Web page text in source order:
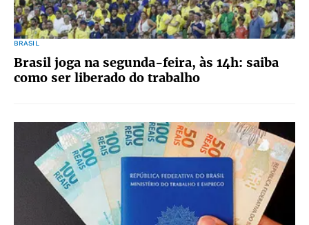
BRASIL
Brasil joga na segunda-feira, às 14h: saiba
como ser liberado do trabalho